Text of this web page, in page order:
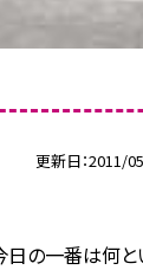
更新日 2011/
の一番は何と